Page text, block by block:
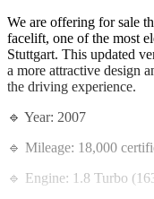
We are offering for sale
facelift, one of the most
Stuttgart. This updated
a more attractive design
the driving experience.
🔹 Year: 2007
🔹 Mileage: 18,000
🔹 Engine: 1.8 Turbo